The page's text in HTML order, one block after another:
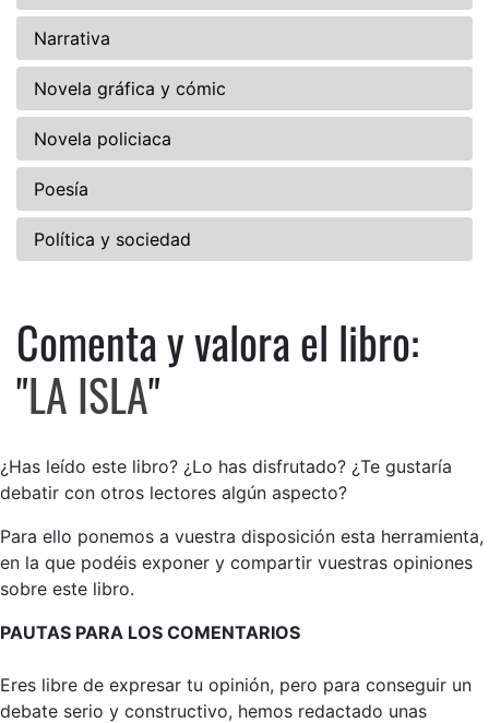
Narrativa
Novela gráfica y cómic
Novela policiaca
Poesía
Política y sociedad
Comenta y valora el libro: LA
Comenta y valora el libro:
"LA ISLA"
¿Has leído este libro? ¿Lo has disfrutado? ¿Te gustaría
debatir con otros lectores algún aspecto?
Para ello ponemos a vuestra disposición esta herramienta,
en la que podéis exponer y compartir vuestras opiniones
sobre este libro.
PAUTAS PARA LOS COMENTARIOS
Eres libre de expresar tu opinión, pero para conseguir un
debate serio y constructivo, hemos redactado unas